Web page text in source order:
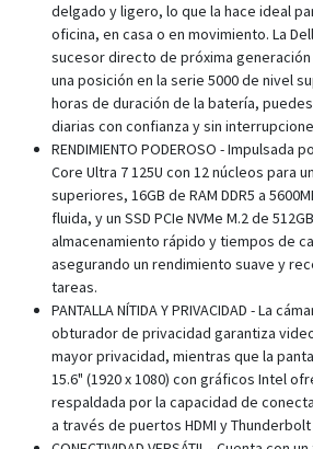
delgado y ligero, lo que la hace ideal
oficina, en casa o en movimiento. La
sucesor directo de próxima generación
una posición en la serie 5000 de nivel
horas de duración de la batería,
diarias con confianza y sin
RENDIMIENTO PODEROSO -
Core Ultra 7 125U con 12 núcleos para
superiores, 16GB de RAM DDR5 a
fluida, y un SSD PCIe NVMe M.2 de
almacenamiento rápido y tiempos de
asegurando un rendimiento suave y
tareas.
PANTALLA NÍTIDA Y PRIVACIDAD - La
obturador de privacidad garantiza
mayor privacidad, mientras que la
15.6" (1920 x 1080) con gráficos Intel
respaldada por la capacidad de
a través de puertos HDMI y Thunderbolt